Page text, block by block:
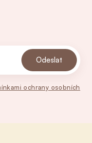
Odeslat
ochrany osobních